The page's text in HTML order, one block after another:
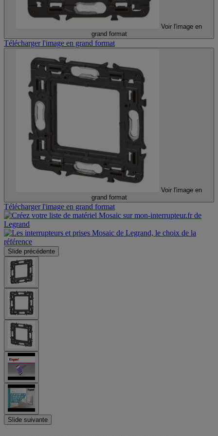
Voir l'image en
grand format
Télécharger l'image en grand format
Voir l'image en
grand format
Télécharger l'image en grand format
Slide précédente
Slide suivante